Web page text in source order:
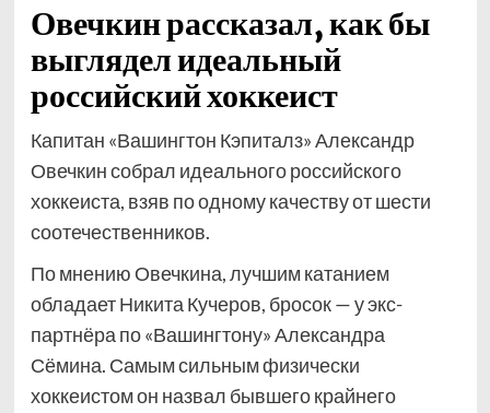
Овечкин рассказал, как бы
выглядел идеальный
российский хоккеист
Капитан «Вашингтон Кэпиталз» Александр
Овечкин собрал идеального российского
хоккеиста, взяв по одному качеству от шести
соотечественников.
По мнению Овечкина, лучшим катанием
обладает Никита Кучеров, бросок — у экс-
партнёра по «Вашингтону» Александра
Сёмина. Самым сильным физически
хоккеистом он назвал бывшего крайнего